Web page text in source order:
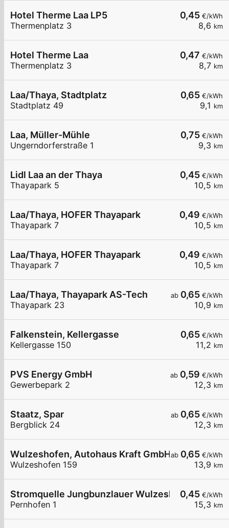
0,45 €/kWh
8,6 km
Hotel Therme Laa LP5
Thermenplatz 3
0,47 €/kWh
8,7 km
Hotel Therme Laa
Thermenplatz 3
0,65 €/kWh
9,1 km
Laa/Thaya, Stadtplatz
Stadtplatz 49
0,75 €/kWh
9,3 km
Laa, Müller-Mühle
Ungerndorferstraße 1
0,45 €/kWh
10,5 km
Lidl Laa an der Thaya
Thayapark 5
0,49 €/kWh
10,5 km
Laa/Thaya, HOFER Thayapark
Thayapark 7
0,49 €/kWh
10,5 km
Laa/Thaya, HOFER Thayapark
Thayapark 7
ab 0,65 €/kWh
10,9 km
Laa/Thaya, Thayapark AS-Tech
Thayapark 23
0,65 €/kWh
11,2 km
Falkenstein, Kellergasse
Kellergasse 150
ab 0,59 €/kWh
12,3 km
PVS Energy GmbH
Gewerbepark 2
ab 0,65 €/kWh
12,3 km
Staatz, Spar
Bergblick 24
ab 0,65 €/kWh
13,9 km
Wulzeshofen, Autohaus Kraft GmbH
Wulzeshofen 159
0,45 €/kWh
15,3 km
Stromquelle Jungbunzlauer Wulzeshofen DC40
Pernhofen 1